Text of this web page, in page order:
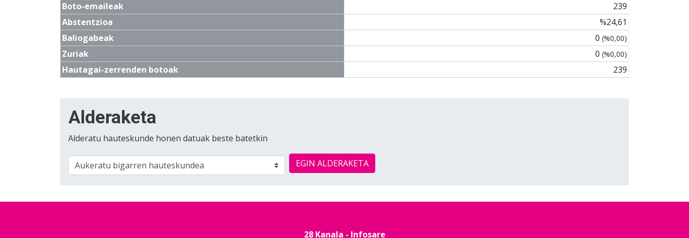
Boto-emaileak
239
Abstentzioa
%24,61
Baliogabeak
0 (%0,00)
Zuriak 0 (%0,00)
Hautagai-zerrenden botoak 239
Alderaketa
Alderatu hauteskunde honen datuak beste batetkin
EGIN ALDERAKETA
28 Kanala - Infosare